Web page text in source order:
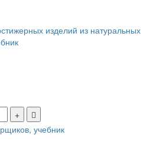
изделий из натуральных